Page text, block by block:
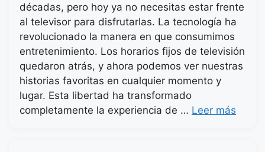
décadas, pero hoy ya no necesitas estar frente
al televisor para disfrutarlas. La tecnología ha
revolucionado la manera en que consumimos
entretenimiento. Los horarios fijos de televisión
quedaron atrás, y ahora podemos ver nuestras
historias favoritas en cualquier momento y
lugar. Esta libertad ha transformado
completamente la experiencia de … Leer más